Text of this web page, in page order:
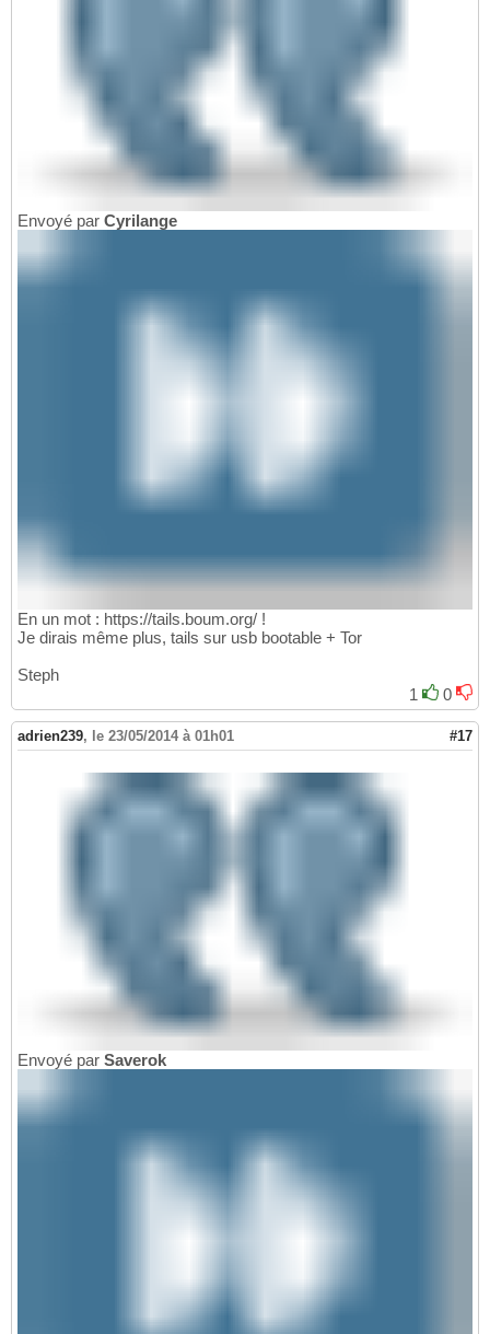
Envoyé par Cyrilange
En un mot : https://tails.boum.org/ !
Je dirais même plus, tails sur usb bootable + Tor
Steph
1
0
adrien239, le 23/05/2014 à 01h01 #17
Envoyé par Saverok